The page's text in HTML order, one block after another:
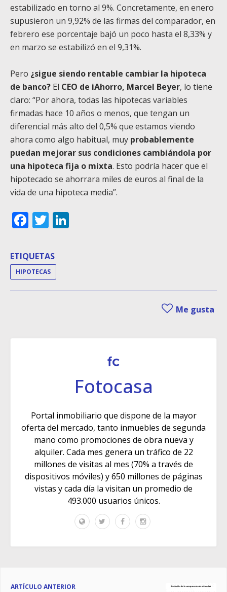
estabilizado en torno al 9%. Concretamente, en enero
supusieron un 9,92% de las firmas del comparador, en
febrero ese porcentaje bajó un poco hasta el 8,33% y
en marzo se estabilizó en el 9,31%.
Pero ¿sigue siendo rentable cambiar la hipoteca
de banco? El CEO de iAhorro, Marcel Beyer, lo tiene
claro: “Por ahora, todas las hipotecas variables
firmadas hace 10 años o menos, que tengan un
diferencial más alto del 0,5% que estamos viendo
ahora como algo habitual, muy probablemente
puedan mejorar sus condiciones cambiándola por
una hipoteca fija o mixta. Esto podría hacer que el
hipotecado se ahorrara miles de euros al final de la
vida de una hipoteca media”.
Facebook
Twitter
ETIQUETAS
HIPOTECAS
Me gusta
Fotocasa
Portal inmobiliario que dispone de la mayor
oferta del mercado, tanto inmuebles de segunda
mano como promociones de obra nueva y
alquiler. Cada mes genera un tráfico de 22
millones de visitas al mes (70% a través de
dispositivos móviles) y 650 millones de páginas
vistas y cada día la visitan un promedio de
493.000 usuarios únicos.
ARTÍCULO ANTERIOR